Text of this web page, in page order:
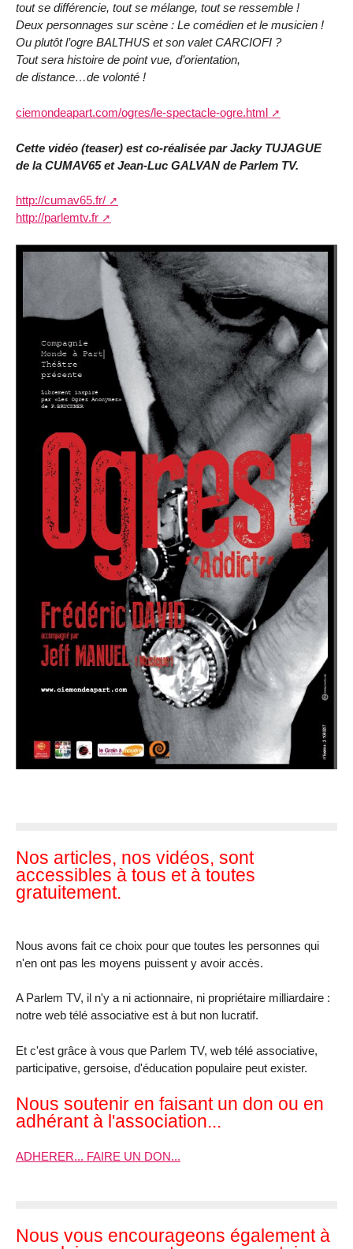
tout se différencie, tout se mélange, tout se ressemble !
Deux personnages sur scène : Le comédien et le musicien !
Ou plutôt l’ogre BALTHUS et son valet CARCIOFI ?
Tout sera histoire de point vue, d’orientation,
de distance…de volonté !
ciemondeapart.com/ogres/le-spectacle-ogre.html
Cette vidéo (teaser) est co-réalisée par Jacky TUJAGUE
de la CUMAV65 et Jean-Luc GALVAN de Parlem TV.
http://cumav65.fr/
http://parlemtv.fr
Nos articles, nos vidéos, sont
accessibles à tous et à toutes
gratuitement.
Nous avons fait ce choix pour que toutes les personnes qui
n'en ont pas les moyens puissent y avoir accès.
A Parlem TV, il n'y a ni actionnaire, ni propriétaire milliardaire :
notre web télé associative est à but non lucratif.
Et c'est grâce à vous que Parlem TV, web télé associative,
participative, gersoise, d'éducation populaire peut exister.
Nous soutenir en faisant un don ou en
adhérant à l'association...
ADHERER... FAIRE UN DON...
Nous vous encourageons également à